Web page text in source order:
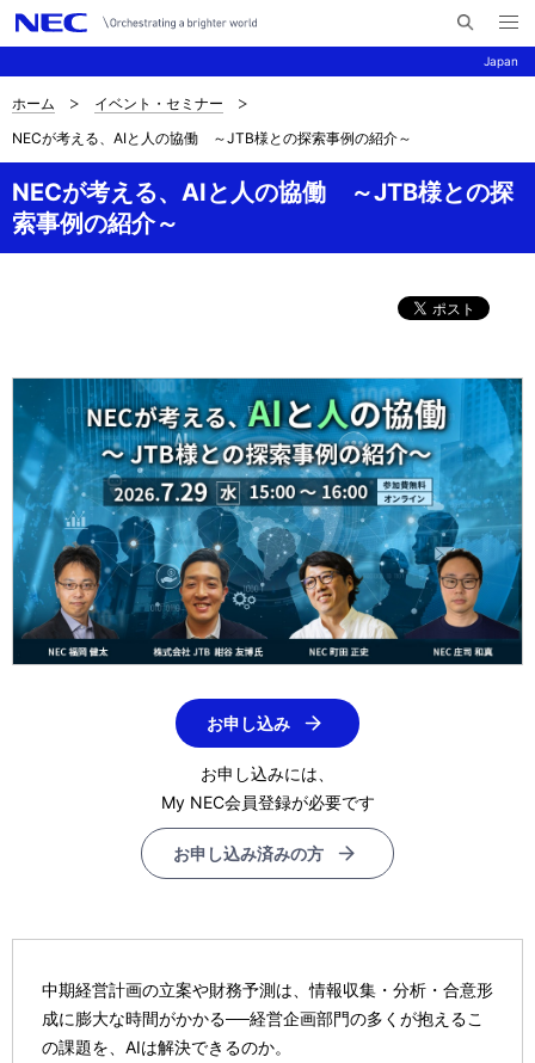
Japan
イ
メ
ニ
ュ
ナ
ビ
ゲ
ー
サ
ト
内
在
位
置
ホーム
イベント・セミナー
NECが考える、AIと人の協働 ～JTB様との探索事例の紹介～​
NECが考える、AIと人の協働 ～JTB様との探
索事例の紹介～​
お申し込み
お申し込みには、
My NEC会員登録が必要です
お申し込み済みの方
中期経営計画の立案や財務予測は、情報収集・分析・合意形
成に膨大な時間がかかる──経営企画部門の多くが抱えるこ
の課題を、AIは解決できるのか。​​